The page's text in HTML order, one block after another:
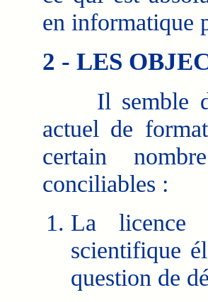
en informatique
2 - LES
Il semble
actuel de
certain
conciliables :
La licence
scientifique
question de